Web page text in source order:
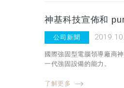
神基科技宣佈和
公司新聞
國際強固型電腦領導廠商
一代強固設備的能力。
了解更多